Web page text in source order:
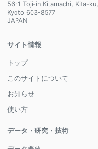
56-1 Toji-in Kitamachi, Kita-ku,
Kyoto 603-8577
JAPAN
サイト情報
トップ
このサイトについて
お知らせ
使い方
データ・研究・技術